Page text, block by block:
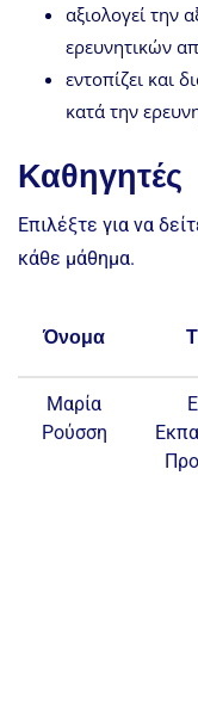
αξιολογεί την
ερευνητικών
εντοπίζει και
κατά την
Καθηγητές
Επιλέξτε για να
κάθε μάθημα.
Όνομα
Μαρία
Ρούσση